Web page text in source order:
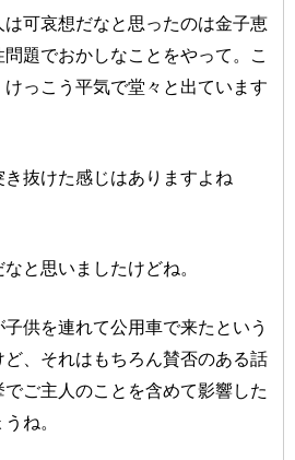
可哀想だなと思ったのは金子恵
題でおかしなことをやって。こ
っこう平気で堂々と出ています
抜けた感じはありますよね
と思いましたけどね。
供を連れて公用車で来たという
、それはもちろん賛否のある話
ご主人のことを含めて影響した
ね。